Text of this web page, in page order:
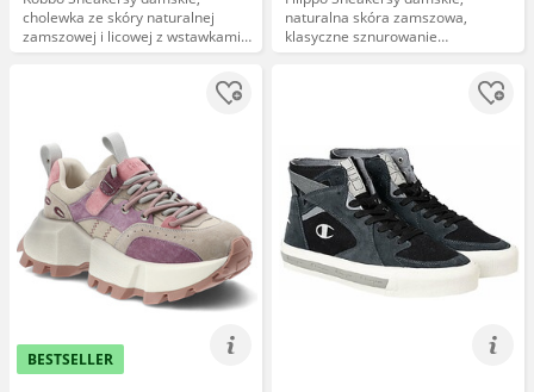
cholewka ze skóry naturalnej
zamszowej i licowej z wstawkami
materiałowymi wiązanie na
naturalna skóra zamszowa,
klasyczne sznurowanie
kontrastowe wstawki gruba
sportowo-casualowy, brązowe,
BESTSELLER